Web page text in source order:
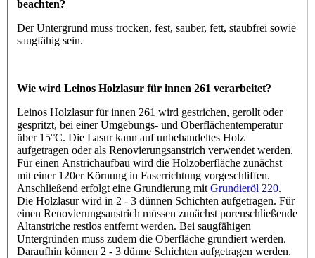
beachten?
Der Untergrund muss trocken, fest, sauber, fett, staubfrei sowie
saugfähig sein.
Wie wird Leinos Holzlasur für innen 261 verarbeitet?
Leinos Holzlasur für innen 261 wird gestrichen, gerollt oder
gespritzt, bei einer Umgebungs- und Oberflächentemperatur
über 15°C. Die Lasur kann auf unbehandeltes Holz
aufgetragen oder als Renovierungsanstrich verwendet werden.
Für einen Anstrichaufbau wird die Holzoberfläche zunächst
mit einer 120er Körnung in Faserrichtung vorgeschliffen.
Anschließend erfolgt eine Grundierung mit Grundieröl 220.
Die Holzlasur wird in 2 - 3 dünnen Schichten aufgetragen. Für
einen Renovierungsanstrich müssen zunächst porenschließende
Altanstriche restlos entfernt werden. Bei saugfähigen
Untergründen muss zudem die Oberfläche grundiert werden.
Daraufhin können 2 - 3 dünne Schichten aufgetragen werden.